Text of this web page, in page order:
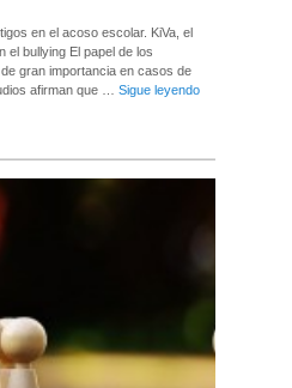
en el acoso escolar. KiVa, el
el bullying El papel de los
gran importancia en casos de
afirman que … Sigue leyendo